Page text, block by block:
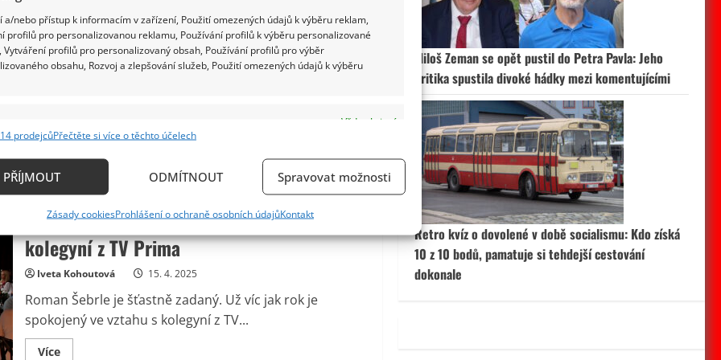
a/nebo přístup k informacím v zařízení, Použití omezených údajů k výběru reklam,
profilů pro personalizovanou reklamu, Používání profilů k výběru personalizované
Vytváření profilů pro personalizovaný obsah, Používání profilů pro výběr
obsahu, Rozvoj a zlepšování služeb, Použití omezených údajů k výběru
Vždy aktivní
zařízení na základě automaticky přenášených informací.
aktivně vyžádaných informací.
bezpečnosti, předcházení a zjišťování podvodů a
chyb, Poskytování a zobrazování reklamy a
Ukládání a sdělování voleb ochrany osobních údajů.
prodejcůPřečtěte si více o těchto účelech
PŘÍJMOUT ODMÍTNOUT Spravovat možnosti
Zásady cookiesProhlášení o ochraně osobních údajůKontakt
kritice.
Divákům
je
líto
jeho
13letého
Richard Touš 18. 4. 2025
Oblíbený moderátor Karel Šíp čelí kritice za genderovou
nevyváženost. Podívejte se, jak rozhořčeně na toto
about
Šíp
se
kvůli
jeho
Ostrá
slova
o
svých
chtěl
vystřihnout
Roman Šebrle si po rozvodu našel novou
partnerku. Již nějakou dobu randí s
kolegyní z TV Prima
Iveta Kohoutová 15. 4. 2025
Roman Šebrle je šťastně zadaný. Už víc jak rok je
spokojený ve vztahu s kolegyní z TV...
VíceRead
Miloš Zeman se opět pustil do Petra Pavla: Jeho
kritika spustila divoké hádky mezi komentujícími
Retro kvíz o dovolené v době socialismu: Kdo získá
10 z 10 bodů, pamatuje si tehdejší cestování
dokonale